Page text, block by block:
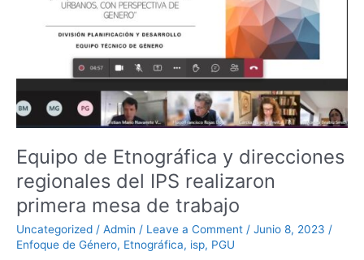
Equipo de Etnográfica y direcciones
regionales del IPS realizaron
primera mesa de trabajo
Uncategorized / Admin / Leave a Comment / Junio 8, 2023 /
Enfoque de Género, Etnográfica, isp, PGU
regionales
primera
de